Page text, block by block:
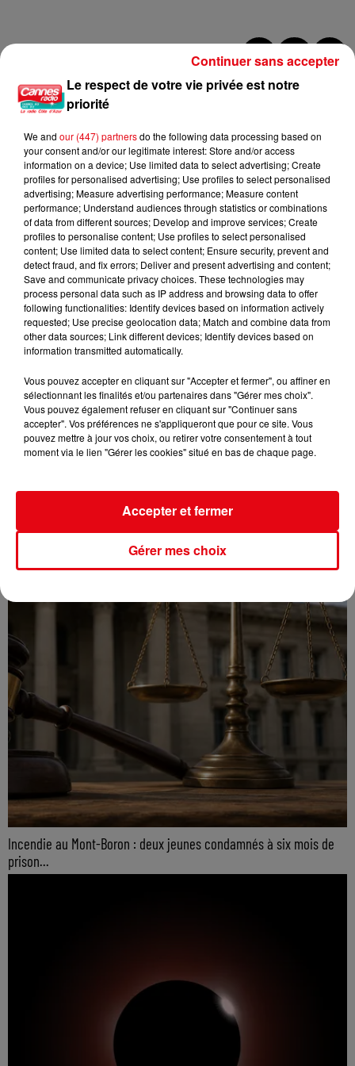
LES DERNIÈRES INFOS
Incendie au Mont-Boron : deux jeunes condamnés à six mois de
prison...
Le respect de votre vie privée est notre
priorité
We and our (447) partnersdo the following data processing based on
your consent and/or our legitimate interest: Store and/or access
information on a device; Use limited data to select advertising; Create
profiles for personalised advertising; Use profiles to select personalised
advertising; Measure advertising performance; Measure content
performance; Understand audiences through statistics or combinations
of data from different sources; Develop and improve services; Create
profiles to personalise content; Use profiles to select personalised
content; Use limited data to select content; Ensure security, prevent and
detect fraud, and fix errors; Deliver and present advertising and content;
Save and communicate privacy choices. These technologies may
process personal data such as IP address and browsing data to offer
following functionalities: Identify devices based on information actively
requested; Use precise geolocation data; Match and combine data from
other data sources; Link different devices; Identify devices based on
information transmitted automatically.
Vous pouvez accepter en cliquant sur "Accepter et fermer", ou affiner en
sélectionnant les finalités et/ou partenaires dans "Gérer mes choix".
Vous pouvez également refuser en cliquant sur "Continuer sans
accepter". Vos préférences ne s'appliqueront que pour ce site. Vous
pouvez mettre à jour vos choix, ou retirer votre consentement à tout
moment via le lien "Gérer les cookies" situé en bas de chaque page.
Gérer mes choix
Accepter et fermer
Continuer sans accepter